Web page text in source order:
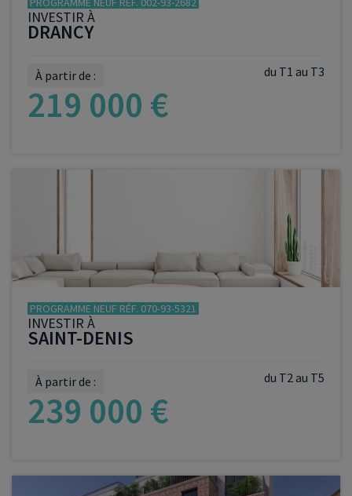
INVESTIR À
DRANCY
du T1 au T3
À partir de :
219 000 €
PROGRAMME NEUF RÉF. 070-93-5321
INVESTIR À
SAINT-DENIS
du T2 au T5
À partir de :
239 000 €
VOIR LE PROGRAMME